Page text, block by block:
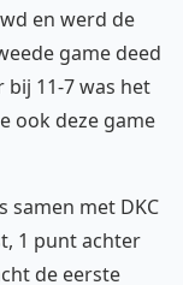
en werd de
game deed
bij 11-7 was het
ook deze game
samen met DKC
1 punt achter
de eerste